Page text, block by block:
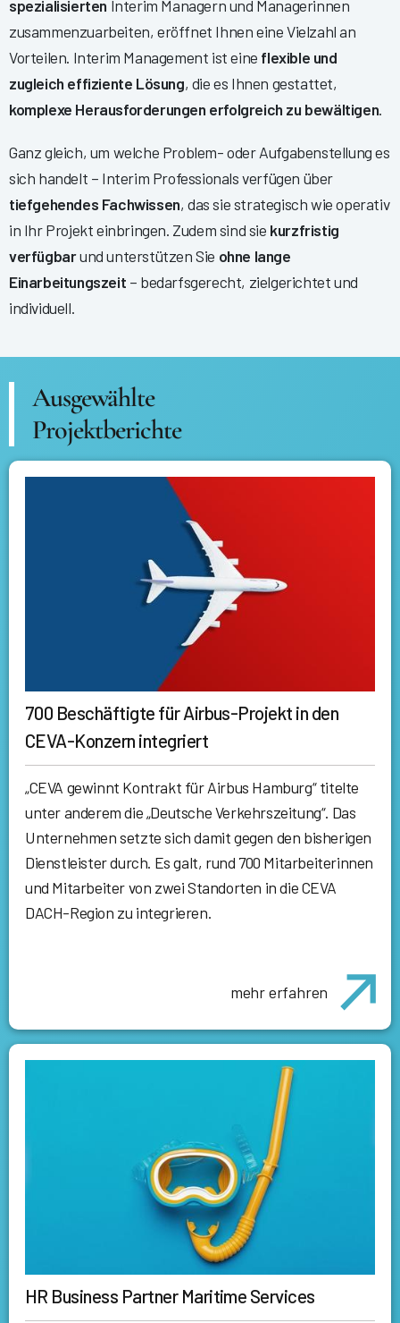
spezialisierten Interim Managern und Managerinnen
zusammenzuarbeiten, eröffnet Ihnen eine Vielzahl an
Vorteilen. Interim Management ist eine flexible und
zugleich effiziente Lösung, die es Ihnen gestattet,
komplexe Herausforderungen erfolgreich zu bewältigen.
Ganz gleich, um welche Problem- oder Aufgabenstellung es
sich handelt – Interim Professionals verfügen über
tiefgehendes Fachwissen, das sie strategisch wie operativ
in Ihr Projekt einbringen. Zudem sind sie kurzfristig
verfügbarund unterstützen Sie ohne lange
Einarbeitungszeit – bedarfsgerecht, zielgerichtet und
individuell.
Ausgewählte
Projektberichte
700 Beschäftigte für Airbus-Projekt in den
CEVA-Konzern integriert
„CEVA gewinnt Kontrakt für Airbus Hamburg“ titelte
unter anderem die „Deutsche Verkehrszeitung“. Das
Unternehmen setzte sich damit gegen den bisherigen
Dienstleister durch. Es galt, rund 700 Mitarbeiterinnen
und Mitarbeiter von zwei Standorten in die CEVA
DACH-Region zu integrieren.
mehr erfahren
HR Business Partner Maritime Services